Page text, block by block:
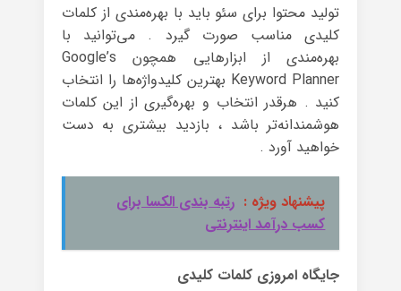
تولید محتوا برای سئو باید با بهره‌مندی از کلمات
کلیدی مناسب صورت گیرد . می‌توانید با
بهره‌مندی از ابزارهایی همچون Google’s
Keyword Planner بهترین کلیدواژه‌ها را انتخاب
کنید . هرقدر انتخاب و بهره‌گیری از این کلمات
هوشمندانه‌تر باشد ، بازدید بیشتری به دست
خواهید آورد .
پیشنهاد ویژه : رتبه بندی الکسا برای
کسب درآمد اینترنتی
جایگاه امروزی کلمات کلیدی